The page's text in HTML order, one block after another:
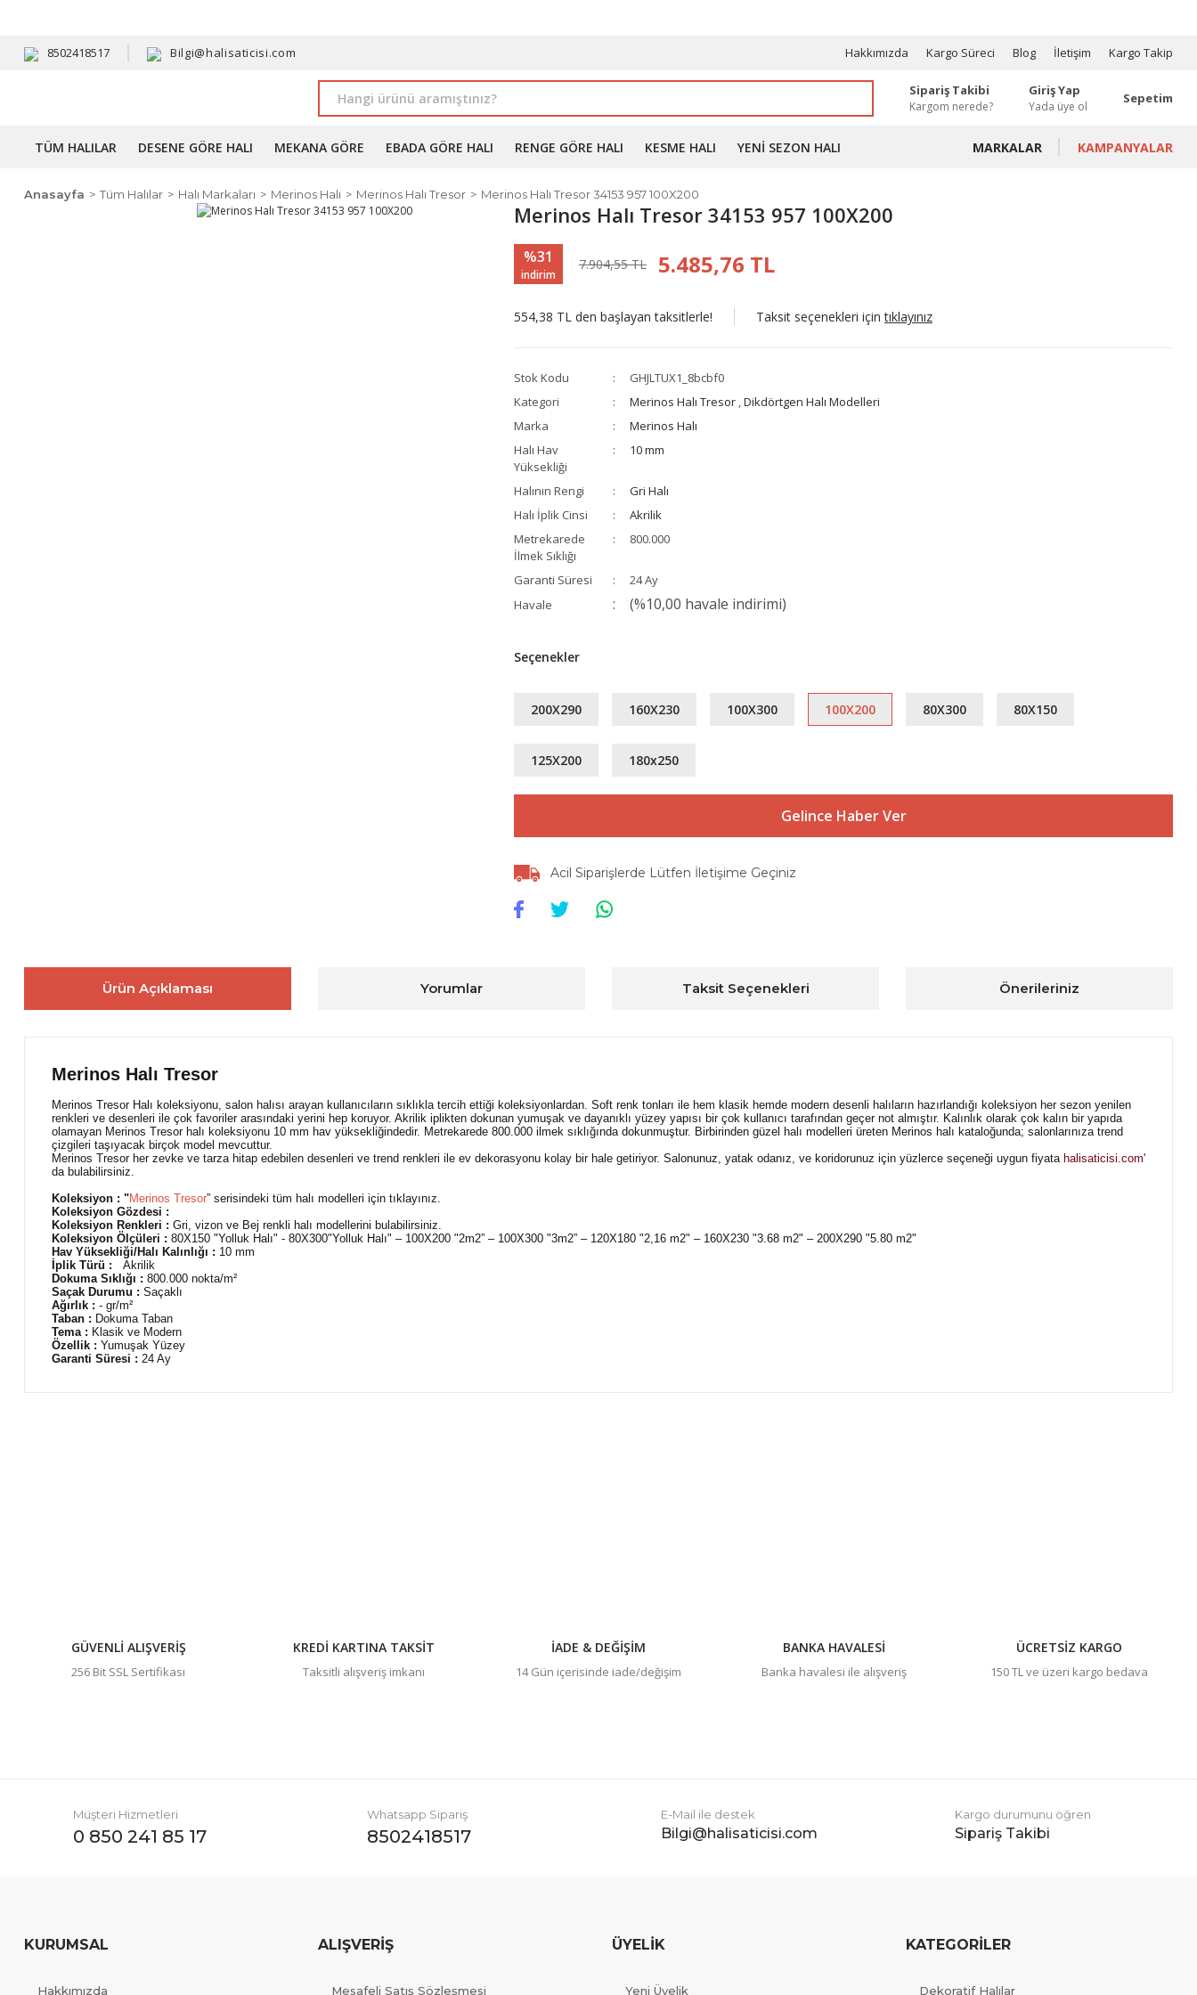
8502418517 Bilgi@halisaticisi.com Hakkımızda Kargo Süreci Blog İletişim Kargo Takip
Sipariş Takibi
Kargom nerede?
Giriş Yap
Yada üye ol
Sepetim
TÜM HALILAR DESENE GÖRE HALI MEKANA GÖRE EBADA GÖRE HALI RENGE GÖRE HALI KESME HALI YENI SEZON HALI MARKALAR KAMPANYALAR
Anasayfa Tüm Halılar Halı Markaları Merinos Halı Merinos Halı Tresor Merinos Halı Tresor 34153 957 100X200
Merinos Halı Tresor 34153 957 100X200
%31
indirim
7.904,55 TL 5.485,76 TL
554,38 TL den başlayan taksitlerle! Taksit seçenekleri içintıklayınız
Stok Kodu
GHJLTUX1_8bcbf0
Kategori
Merinos Halı Tresor ,Dikdörtgen Halı Modelleri
Marka
Merinos Halı
Halı Hav
Yüksekliği
10 mm
Halının Rengi
Gri Halı
Halı İplik Cinsi
Akrilik
Metrekarede
İlmek Sıklığı
800.000
Garanti Süresi
24 Ay
Havale
(%10,00 havale indirimi)
Seçenekler
200X290 160X230 100X300 100X200 80X300 80X150
125X200 180x250
Gelince Haber Ver
Acil Siparişlerde Lütfen İletişime Geçiniz
Ürün Açıklaması Yorumlar Taksit Seçenekleri Önerileriniz
Merinos Halı Tresor
Merinos Tresor Halı koleksiyonu, salon halısı arayan kullanıcıların sıklıkla tercih ettiği koleksiyonlardan. Soft renk tonları ile hem klasik hemde modern desenli halıların hazırlandığı koleksiyon her sezon yenilen
renkleri ve desenleri ile çok favoriler arasındaki yerini hep koruyor. Akrilik iplikten dokunan yumuşak ve dayanıklı yüzey yapısı bir çok kullanıcı tarafından geçer not almıştır. Kalınlık olarak çok kalın bir yapıda
olamayan Merinos Tresor halı koleksiyonu 10 mm hav yüksekliğindedir. Metrekarede 800.000 ilmek sıklığında dokunmuştur. Birbirinden güzel halı modelleri üreten Merinos halı kataloğunda; salonlarınıza trend
çizgileri taşıyacak birçok model mevcuttur.
Merinos Tresor her zevke ve tarza hitap edebilen desenleri ve trend renkleri ile ev dekorasyonu kolay bir hale getiriyor. Salonunuz, yatak odanız, ve koridorunuz için yüzlerce seçeneği uygun fiyata halisaticisi.com'
da bulabilirsiniz.
Koleksiyon : "Merinos Tresor” serisindeki tüm halı modelleri için tıklayınız.
Koleksiyon Gözdesi :
Koleksiyon Renkleri : Gri, vizon ve Bej renkli halı modellerini bulabilirsiniz.
Koleksiyon Ölçüleri : 80X150 "Yolluk Halı" - 80X300"Yolluk Halı" – 100X200 "2m2” – 100X300 "3m2” – 120X180 "2,16 m2" – 160X230 "3.68 m2" – 200X290 "5.80 m2"
Hav Yüksekliği/Halı Kalınlığı : 10 mm
İplik Türü :
Akrilik
Dokuma Sıklığı : 800.000 nokta/m²
Saçak Durumu : Saçaklı
Ağırlık : - gr/m²
Taban : Dokuma Taban
Tema : Klasik ve Modern
Özellik : Yumuşak Yüzey
Garanti Süresi : 24 Ay
GÜVENLİ ALIŞVERİŞ
256 Bit SSL Sertifikası
KREDİ KARTINA TAKSİT
Taksitli alışveriş imkanı
İADE & DEĞİŞİM
14 Gün içerisinde iade/değişim
BANKA HAVALESİ
Banka havalesi ile alışveriş
ÜCRETSİZ KARGO
150 TL ve üzeri kargo bedava
Müşteri Hizmetleri
0 850 241 85 17
Whatsapp Sipariş
8502418517
E-Mail ile destek
Bilgi@halisaticisi.com
Kargo durumunu öğren
Sipariş Takibi
KURUMSAL
Hakkımızda
ALIŞVERİŞ
Mesafeli Satış Sözleşmesi
ÜYELİK
Yeni Üyelik
KATEGORİLER
Dekoratif Halılar